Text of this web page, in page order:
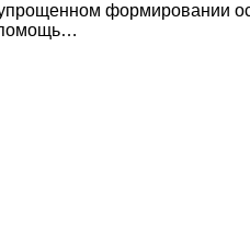
формировании
помощь…